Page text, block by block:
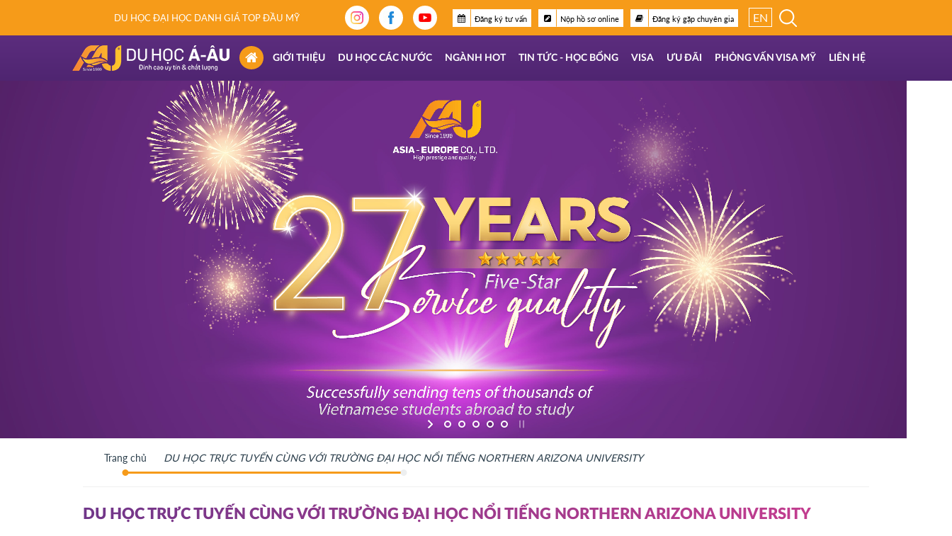
DU HỌC ĐẠI HỌC DANH GIÁ TOP ĐẦU MỸ Đăng ký tư vấn Nộp hồ sơ online Đăng ký gặp chuyên gia EN
(CURRENT)
GIỚI THIỆU DU HỌC CÁC NƯỚC NGÀNH HOT TIN TỨC - HỌC BỔNG VISA ƯU ĐÃI PHỎNG VẤN VISA MỸ LIÊN HỆ
Trang chủ DU HỌC TRỰC TUYẾN CÙNG VỚI TRƯỜNG ĐẠI HỌC NỔI TIẾNG NORTHERN ARIZONA UNIVERSITY
DU HỌC TRỰC TUYẾN CÙNG VỚI TRƯỜNG ĐẠI HỌC NỔI TIẾNG NORTHERN ARIZONA UNIVERSITY